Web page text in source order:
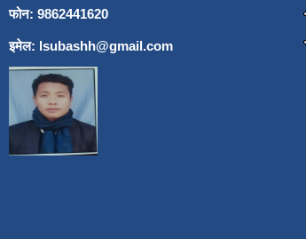
फोन: 9862441620
इमेल: lsubashh@gmail.com